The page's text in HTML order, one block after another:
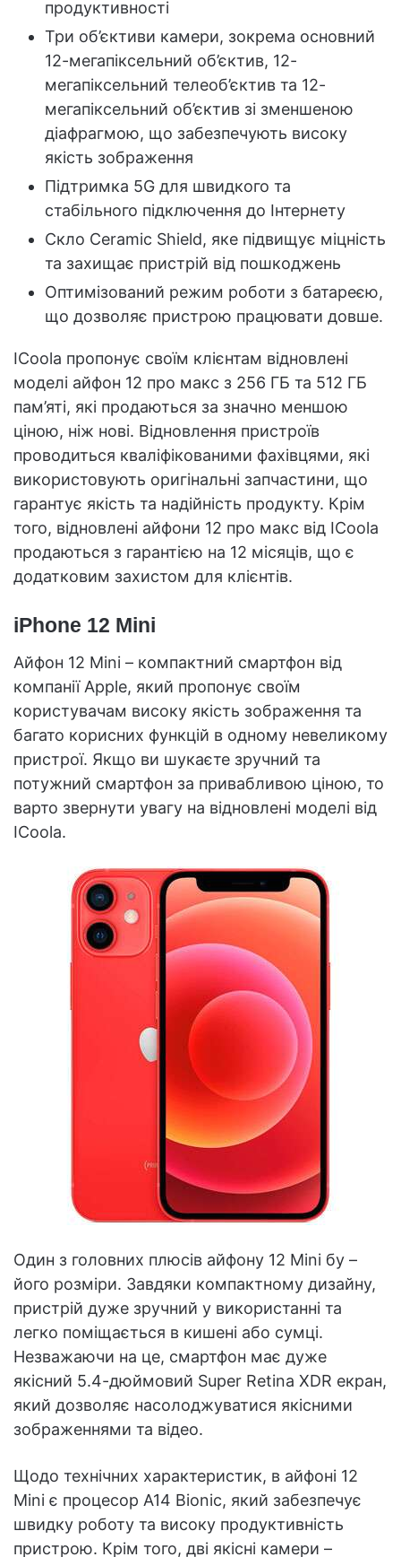
продуктивності
Три об’єктиви камери, зокрема основний
12-мегапіксельний об’єктив, 12-
мегапіксельний телеоб’єктив та 12-
мегапіксельний об’єктив зі зменшеною
діафрагмою, що забезпечують високу
якість зображення
Підтримка 5G для швидкого та
стабільного підключення до Інтернету
Скло Ceramic Shield, яке підвищує міцність
та захищає пристрій від пошкоджень
Оптимізований режим роботи з батареєю,
що дозволяє пристрою працювати довше.
ICoola пропонує своїм клієнтам відновлені
моделі айфон 12 про макс з 256 ГБ та 512 ГБ
пам’яті, які продаються за значно меншою
ціною, ніж нові. Відновлення пристроїв
проводиться кваліфікованими фахівцями, які
використовують оригінальні запчастини, що
гарантує якість та надійність продукту. Крім
того, відновлені айфони 12 про макс від ICoola
продаються з гарантією на 12 місяців, що є
додатковим захистом для клієнтів.
iPhone 12 Mini
Айфон 12 Mini – компактний смартфон від
компанії Apple, який пропонує своїм
користувачам високу якість зображення та
багато корисних функцій в одному невеликому
пристрої. Якщо ви шукаєте зручний та
потужний смартфон за привабливою ціною, то
варто звернути увагу на відновлені моделі від
ICoola.
Один з головних плюсів айфону 12 Mini бу –
його розміри. Завдяки компактному дизайну,
пристрій дуже зручний у використанні та
легко поміщається в кишені або сумці.
Незважаючи на це, смартфон має дуже
якісний 5.4-дюймовий Super Retina XDR екран,
який дозволяє насолоджуватися якісними
зображеннями та відео.
Щодо технічних характеристик, в айфоні 12
Mini є процесор A14 Bionic, який забезпечує
швидку роботу та високу продуктивність
пристрою. Крім того, дві якісні камери –